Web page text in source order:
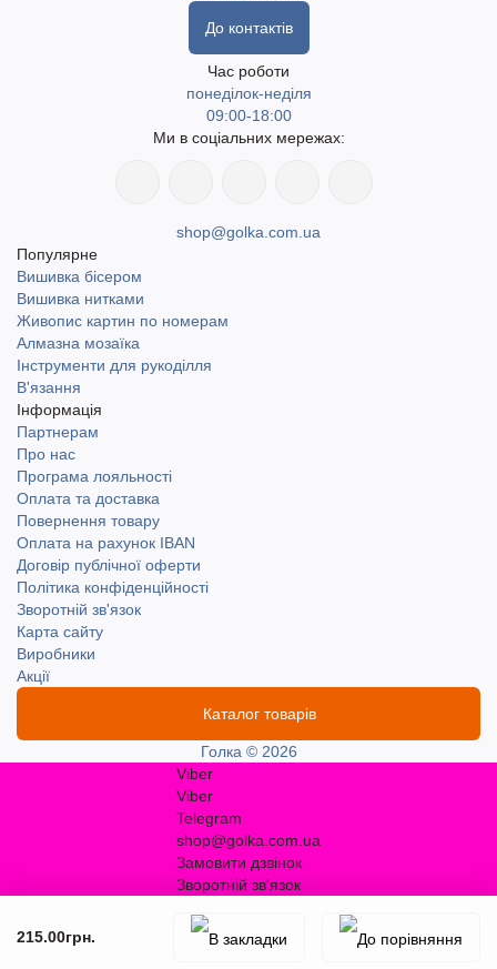
215.00грн.
До контактів
Час роботи
понеділок-неділя
09:00-18:00
Ми в соціальних мережах:
shop@golka.com.ua
Популярне
Вишивка бісером
Вишивка нитками
Живопис картин по номерам
Алмазна мозаїка
Інструменти для рукоділля
В'язання
Інформація
Партнерам
Про нас
Програма лояльності
Оплата та доставка
Повернення товару
Оплата на рахунок IBAN
Договір публічної оферти
Політика конфіденційності
Зворотній зв'язок
Карта сайту
Виробники
Акції
Каталог товарів
Голка © 2026
Viber
Viber
Telegram
shop@golka.com.ua
Замовити дзвінок
Зворотній зв'язок